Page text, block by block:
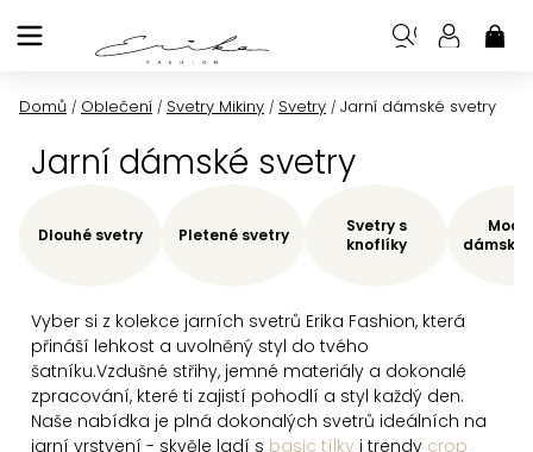
na
Domů / Oblečení / Svetry Mikiny / Svetry / Jarní dámské svetry
Jarní dámské svetry
Vyber si z kolekce jarních svetrů Erika Fashion, která
přináší lehkost a uvolněný styl do tvého
šatníku.Vzdušné střihy, jemné materiály a dokonalé
zpracování, které ti zajistí pohodlí a styl každý den.
Naše nabídka je plná dokonalých svetrů ideálních na
jarní vrstvení - skvěle ladí s basic tílky i trendy crop
Dlouhé svetry Pletené svetry
Svetry s
knoflíky
dámské